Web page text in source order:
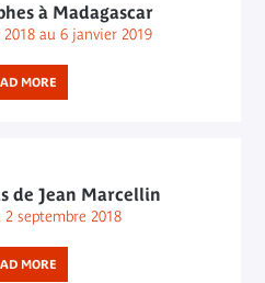
à Madagascar
au 6 janvier 2019
MORE
de Jean Marcellin
septembre 2018
MORE